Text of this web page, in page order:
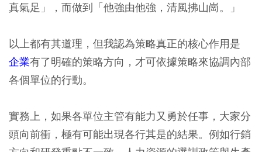
真氣足」，而做到「他強由他強，清風拂山崗。」
以上都有其道理，但我認為策略真正的核心作用是
企業有了明確的策略方向，才可依據策略來協調內部
各個單位的行動。
實務上，如果各單位主管有能力又勇於任事，大家分
頭向前衝，極有可能出現各行其是的結果。例如行銷